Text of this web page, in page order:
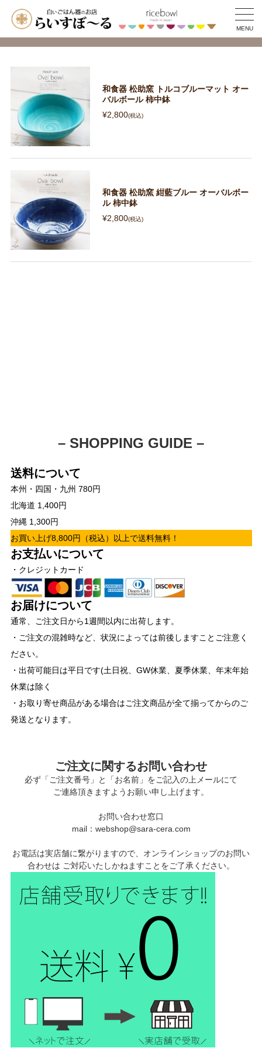
MENU
和食器 松助窯 トルコブルーマット オー
バルボール 柿中鉢
¥2,800(税込)
和食器 松助窯 紺藍ブルー オーバルボー
ル 柿中鉢
¥2,800(税込)
– SHOPPING GUIDE –
送料について
本州・四国・九州 780円
北海道 1,400円
沖縄 1,300円
お買い上げ8,800円（税込）以上で送料無料！
お支払いについて
・クレジットカード
お届けについて
通常、ご注文日から1週間以内に出荷します。
・ご注文の混雑時など、状況によっては前後しますことご注意く
ださい。
・出荷可能日は平日です(土日祝、GW休業、夏季休業、年末年始
休業は除く
・お取り寄せ商品がある場合はご注文商品が全て揃ってからのご
発送となります。
ご注文に関するお問い合わせ
必ず「ご注文番号」と「お名前」をご記入の上メールにて
ご連絡頂きますようお願い申し上げます。
お問い合わせ窓口
mail：webshop@sara-cera.com
お電話は実店舗に繋がりますので、オンラインショップのお問い
合わせは ご対応いたしかねますことをご了承ください。